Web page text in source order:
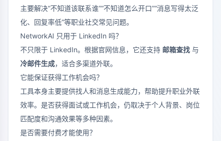
主要解决“不知道该联系谁”“不知道怎么开口”“消息写得太泛
化、回复率低”等职业社交常见问题。
NetworkAI 只用于 LinkedIn 吗？
不只限于 LinkedIn。根据官网信息，它还支持 邮箱查找 与
冷邮件生成，适合多渠道外联。
它能保证获得工作机会吗？
工具本身主要提供找人和消息生成能力，帮助提升职业外联
效率。是否获得面试或工作机会，仍取决于个人背景、岗位
匹配度和沟通效果等多种因素。
是否需要付费才能使用？